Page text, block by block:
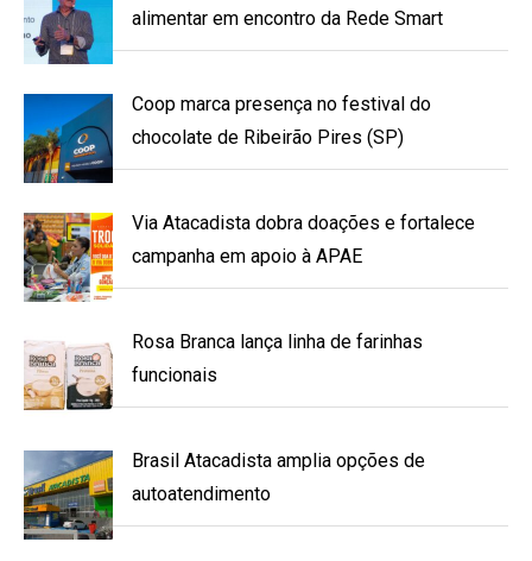
alimentar em encontro da Rede Smart
Coop marca presença no festival do
chocolate de Ribeirão Pires (SP)
Via Atacadista dobra doações e fortalece
campanha em apoio à APAE
Rosa Branca lança linha de farinhas
funcionais
Brasil Atacadista amplia opções de
autoatendimento